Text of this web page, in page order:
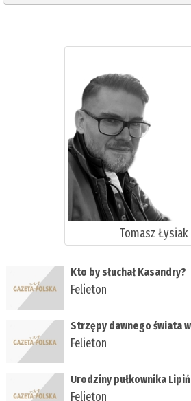
Tomasz Łysiak
Kto by słuchał Kasandry?
Felieton
Strzępy dawnego świata
Felieton
Urodziny pułkownika
Felieton